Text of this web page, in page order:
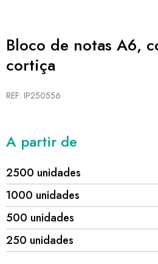
Bloco de notas A6,
cortiça
REF: IP250556
A partir de
2500 unidades
1000 unidades
500 unidades
250 unidades